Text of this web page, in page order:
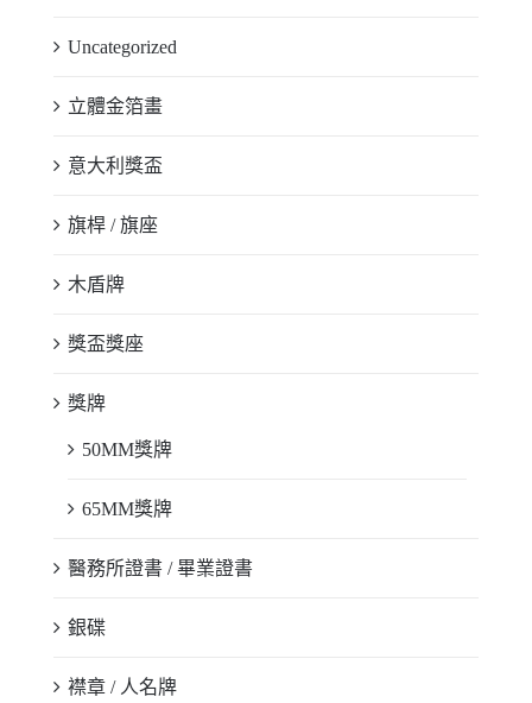
Uncategorized
立體金箔畫
意大利獎盃
旗桿 / 旗座
木盾牌
獎盃獎座
獎牌
50MM獎牌
65MM獎牌
醫務所證書 / 畢業證書
銀碟
襟章 / 人名牌